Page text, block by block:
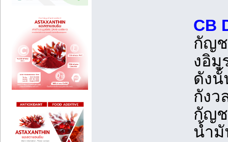
CB
กัญช
งอิมู
ดังนั้
กังว
กัญช
น้ำ